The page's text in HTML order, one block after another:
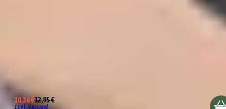
10,36 €12,95 €
zzgl. Versand